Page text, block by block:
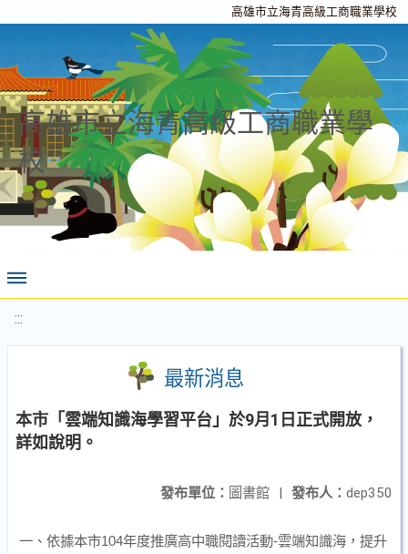
高雄市立海青高級工商職業學校
高雄市立海青高級工商職業學
校
:::
最新消息
本市「雲端知識海學習平台」於9月1日正式開放，
詳如說明。
發布人： dep350
發布單位： 圖書館 |
一、依據本市104年度推廣高中職閱讀活動-雲端知識海，提升